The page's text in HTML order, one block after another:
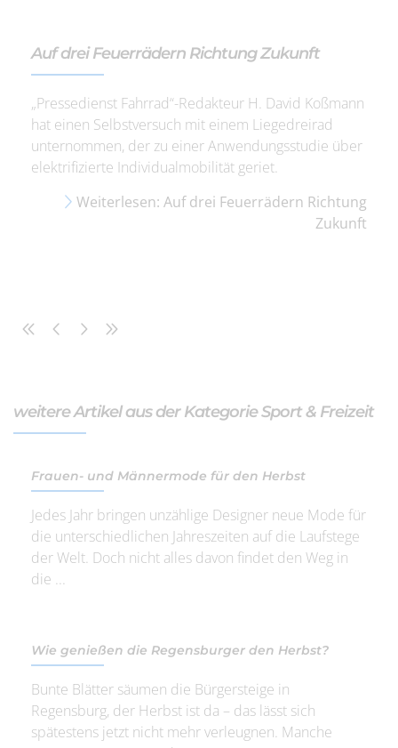
Auf drei Feuerrädern Richtung Zukunft
„Pressedienst Fahrrad“-Redakteur H. David Koßmann
hat einen Selbstversuch mit einem Liegedreirad
unternommen, der zu einer Anwendungsstudie über
elektrifizierte Individualmobilität geriet.
Weiterlesen: Auf drei Feuerrädern Richtung
Zukunft
weitere Artikel aus der Kategorie Sport & Freizeit
Frauen- und Männermode für den Herbst
Jedes Jahr bringen unzählige Designer neue Mode für
die unterschiedlichen Jahreszeiten auf die Laufstege
der Welt. Doch nicht alles davon findet den Weg in
die ...
Wie genießen die Regensburger den Herbst?
Bunte Blätter säumen die Bürgersteige in
Regensburg, der Herbst ist da – das lässt sich
spätestens jetzt nicht mehr verleugnen. Manche